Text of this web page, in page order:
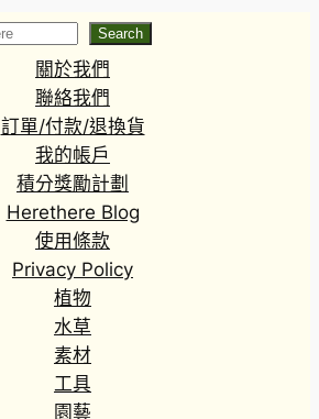
(Anthurium
Search
關於我們
聯絡我們
訂單/付款/退換貨
我的帳戶
積分獎勵計劃
Herethere Blog
使用條款
Privacy Policy
植物
水草
素材
工具
園藝